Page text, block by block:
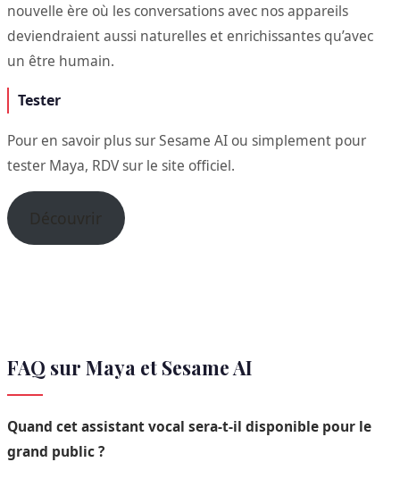
nouvelle ère où les conversations avec nos appareils
deviendraient aussi naturelles et enrichissantes qu’avec
un être humain.
Tester
Pour en savoir plus sur Sesame AI ou simplement pour
tester Maya, RDV sur le site officiel.
Découvrir
FAQ sur Maya et Sesame AI
Quand cet assistant vocal sera-t-il disponible pour le
grand public ?